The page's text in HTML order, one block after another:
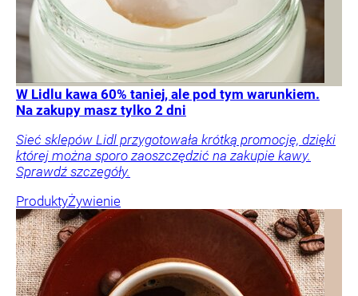
W Lidlu kawa 60% taniej, ale pod tym warunkiem.
Na zakupy masz tylko 2 dni
Sieć sklepów Lidl przygotowała krótką promocję, dzięki
której można sporo zaoszczędzić na zakupie kawy.
Sprawdź szczegóły.
ProduktyŻywienie